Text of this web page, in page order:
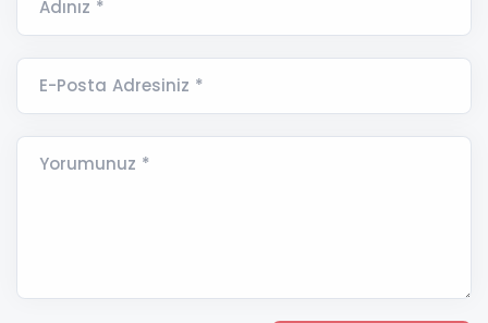
Adınız *
E-Posta Adresiniz *
Yorumunuz *